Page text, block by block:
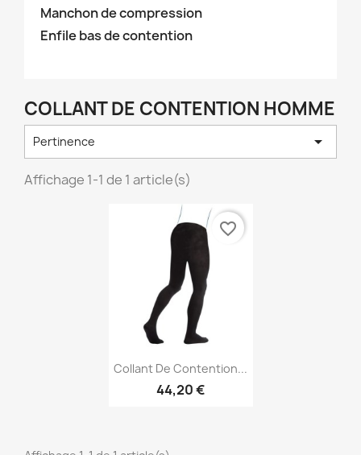
Manchon de compression
Enfile bas de contention
COLLANT DE CONTENTION HOMME
Pertinence 
Affichage 1-1 de 1 article(s)
Aperçu rapide
Collant De Contention...
44,20 €
favorite_border